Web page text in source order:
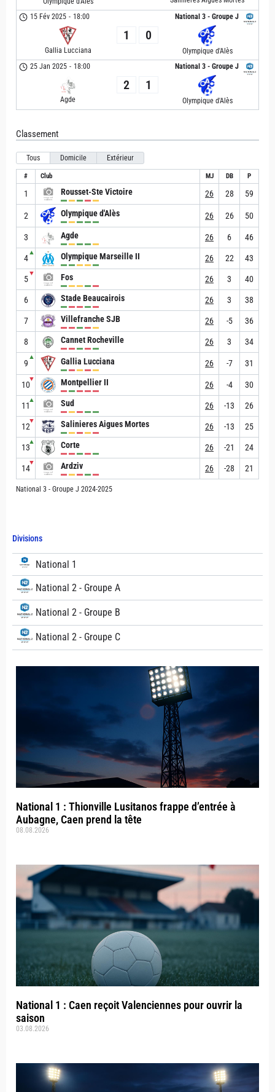
Divisions
National 1
National 2 - Groupe A
National 2 - Groupe B
National 2 - Groupe C
National 1 : Thionville Lusitanos frappe d’entrée à
Aubagne, Caen prend la tête
08.08.2026
National 1 : Caen reçoit Valenciennes pour ouvrir la
saison
03.08.2026
National 3 - Groupe J
15 Fév 2025 - 18:00
Gallia Lucciana
1 0
Olympique d'Alès
National 3 - Groupe J
25 Jan 2025 - 18:00
Agde
2 1
Olympique d'Alès
Classement
Tous Domicile Extérieur
# Club MJ DB P
1 Rousset-Ste Victoire 26 28 59
2 Olympique d'Alès 26 26 50
3 Agde 26 6 46
4
▲ Olympique Marseille II 26 22 43
5
▼ Fos 26 3 40
6 Stade Beaucairois 26 3 38
7 Villefranche SJB 26 -5 36
8 Cannet Rocheville 26 3 34
9
▲ Gallia Lucciana 26 -7 31
10
▼ Montpellier II 26 -4 30
11
▲ Sud 26 -13 26
12
▼ Salinieres Aigues Mortes 26 -13 25
13
▲ Corte 26 -21 24
14
▼ Ardziv 26 -28 21
National 3 - Groupe J 2024-2025